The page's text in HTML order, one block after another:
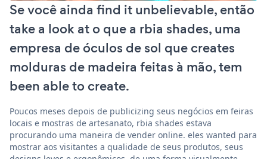
Se você ainda find it unbelievable, então
take a look at o que a rbia shades, uma
empresa de óculos de sol que creates
molduras de madeira feitas à mão, tem
been able to create.
Poucos meses depois de publicizing seus negócios em feiras
locais e mostras de artesanato, rbia shades estava
procurando uma maneira de vender online. eles wanted para
mostrar aos visitantes a qualidade de seus produtos, seus